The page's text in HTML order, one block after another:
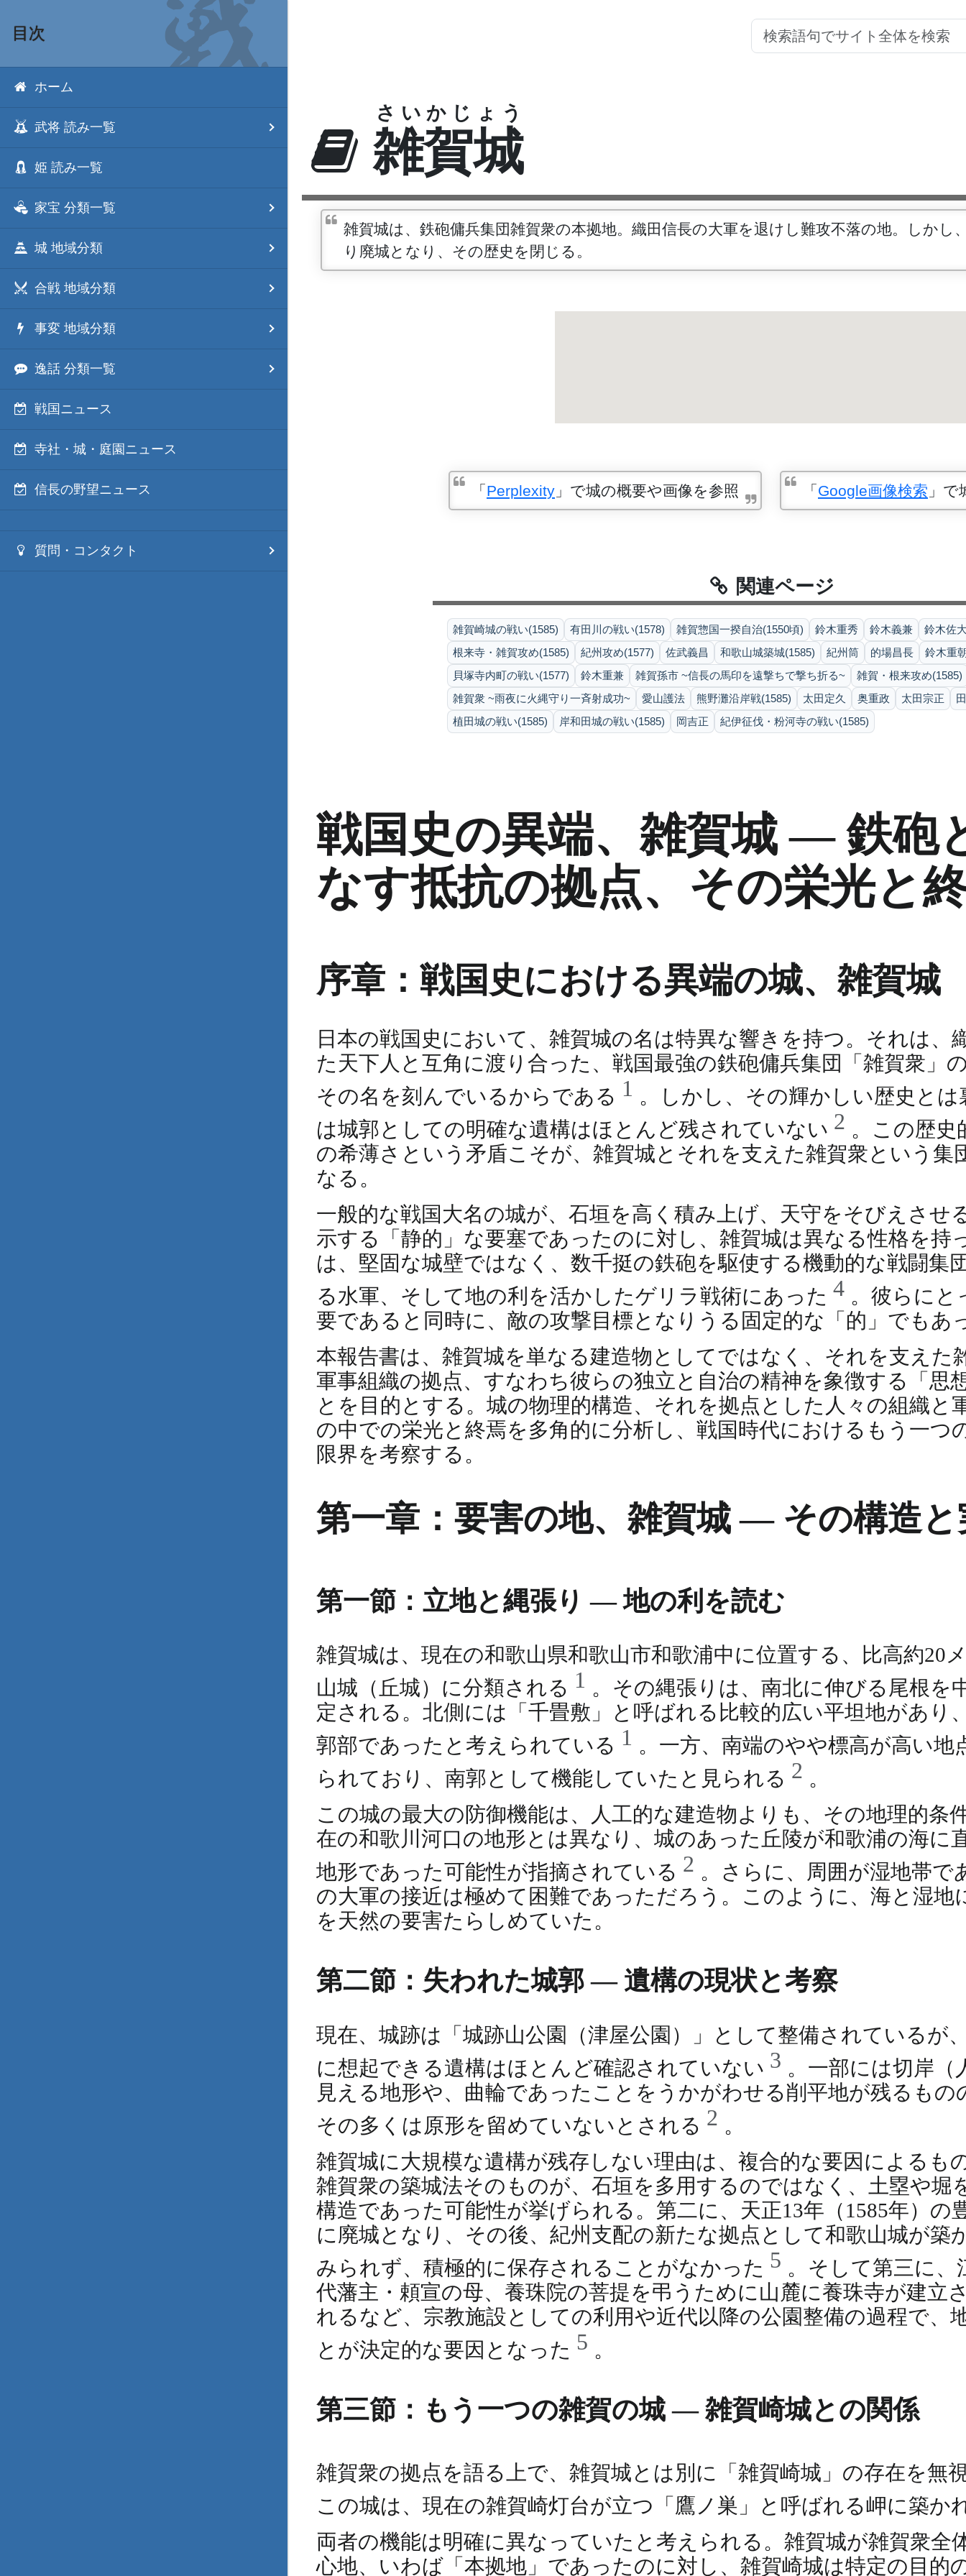
目次
ホーム
武将 読み一覧
姫 読み一覧
家宝 分類一覧
城 地域分類
合戦 地域分類
事変 地域分類
逸話 分類一覧
戦国ニュース
寺社・城・庭園ニュース
信長の野望ニュース
質問・コンタクト
雑賀城
さいかじょう
雑賀城は、鉄砲傭兵集団雑賀衆の本拠地。織田信長の大軍を退けし難攻不落の地。しかし
り廃城となり、その歴史を閉じる。
「 Perplexity 」で城の概要や画像を参照 「 Google画像検索 」で
関連ページ
雑賀崎城の戦い(1585) 有田川の戦い(1578) 雑賀惣国一揆自治(1550頃) 鈴木重秀 鈴木義兼
鈴木佐
根来寺・雑賀攻め(1585)
紀州攻め(1577) 佐武義昌 和歌山城築城(1585) 紀州筒 的場昌長
鈴木重
貝塚寺内町の戦い(1577)
鈴木重兼 雑賀孫市 ~信長の馬印を遠撃ちで撃ち折る~
雑賀・根来攻め(1585)
雑賀衆 ~雨夜に火縄守り一斉射成功~
愛山護法 熊野灘沿岸戦(1585) 太田定久 奥重政 太田宗正
植田城の戦い(1585)
岸和田城の戦い(1585) 岡吉正 紀伊征伐・粉河寺の戦い(1585)
戦国史の異端、雑賀城 ― 鉄砲
なす抵抗の拠点、その栄光と
序章：戦国史における異端の城、雑賀城
日本の戦国史において、雑賀城の名は特異な響きを持つ。それは、
た天下人と互角に渡り合った、戦国最強の鉄砲傭兵集団「雑賀衆」
その名を刻んでいるからである 1 。しかし、その輝かしい歴史と
は城郭としての明確な遺構はほとんど残されていない 2 。この歴史
の希薄さという矛盾こそが、雑賀城とそれを支えた雑賀衆という集
なる。
一般的な戦国大名の城が、石垣を高く積み上げ、天守をそびえさせ
示する「静的」な要塞であったのに対し、雑賀城は異なる性格を持
は、堅固な城壁ではなく、数千挺の鉄砲を駆使する機動的な戦闘集
る水軍、そして地の利を活かしたゲリラ戦術にあった 4 。彼らにと
要であると同時に、敵の攻撃目標となりうる固定的な「的」でもあ
本報告書は、雑賀城を単なる建造物としてではなく、それを支えた
軍事組織の拠点、すなわち彼らの独立と自治の精神を象徴する「思
とを目的とする。城の物理的構造、それを拠点とした人々の組織と
の中での栄光と終焉を多角的に分析し、戦国時代におけるもう一つ
限界を考察する。
第一章：要害の地、雑賀城 ― その構造と
第一節：立地と縄張り ― 地の利を読む
雑賀城は、現在の和歌山県和歌山市和歌浦中に位置する、比高約20
山城（丘城）に分類される 1 。その縄張りは、南北に伸びる尾根を
定される。北側には「千畳敷」と呼ばれる比較的広い平坦地があり
郭部であったと考えられている 1 。一方、南端のやや標高が高い地
られており、南郭として機能していたと見られる 2 。
この城の最大の防御機能は、人工的な建造物よりも、その地理的条
在の和歌川河口の地形とは異なり、城のあった丘陵が和歌浦の海に
地形であった可能性が指摘されている 2 。さらに、周囲が湿地帯
の大軍の接近は極めて困難であっただろう。このように、海と湿地
を天然の要害たらしめていた。
第二節：失われた城郭 ― 遺構の現状と考察
現在、城跡は「城跡山公園（津屋公園）」として整備されているが
に想起できる遺構はほとんど確認されていない 3 。一部には切岸（
見える地形や、曲輪であったことをうかがわせる削平地が残るもの
その多くは原形を留めていないとされる 2 。
雑賀城に大規模な遺構が残存しない理由は、複合的な要因によるも
雑賀衆の築城法そのものが、石垣を多用するのではなく、土塁や堀
構造であった可能性が挙げられる。第二に、天正13年（1585年）の
に廃城となり、その後、紀州支配の新たな拠点として和歌山城が築
みられず、積極的に保存されることがなかった 5 。そして第三に、
代藩主・頼宣の母、養珠院の菩提を弔うために山麓に養珠寺が建立
れるなど、宗教施設としての利用や近代以降の公園整備の過程で、
とが決定的な要因となった 5 。
第三節：もう一つの雑賀の城 ― 雑賀崎城との関係
雑賀衆の拠点を語る上で、雑賀城とは別に「雑賀崎城」の存在を無
この城は、現在の雑賀崎灯台が立つ「鷹ノ巣」と呼ばれる岬に築か
両者の機能は明確に異なっていたと考えられる。雑賀城が雑賀衆全
心地、いわば「本拠地」であったのに対し、雑賀崎城は特定の目的